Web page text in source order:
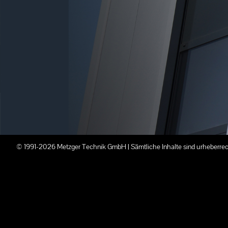
© 1991-2026 Metzger Technik GmbH | Sämtliche Inhalte sind